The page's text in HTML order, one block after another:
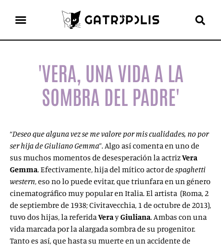
'VERA, UNA VIDA A LA
SOMBRA DEL PADRE'
“Deseo que alguna vez se me valore por mis cualidades, no por
ser hija de Giuliano Gemma”. Algo así comenta en uno de
sus muchos momentos de desesperación la actrizVera
Gemma. Efectivamente, hija del mítico actor de spaghetti
western, eso no lo puede evitar, que triunfara en un género
cinematográfico muy popular en Italia. El artista (Roma, 2
de septiembre de 1938; Civitavecchia, 1 de octubre de 2013),
tuvo dos hijas, la referidaVerayGiuliana. Ambas con una
vida marcada por la alargada sombra de su progenitor.
Tanto es así, que hasta su muerte en un accidente de